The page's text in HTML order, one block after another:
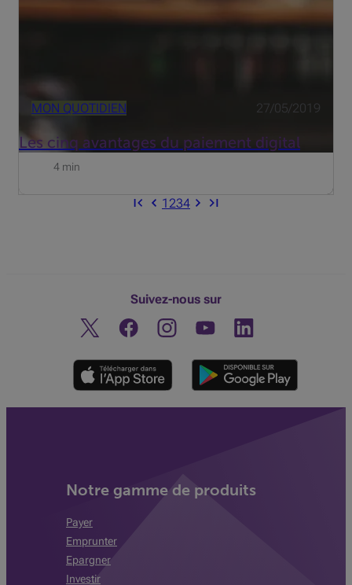
MON QUOTIDIEN 27/05/2019
Les cinq avantages du paiement digital
4 min
1 234
Suivez-nous sur
Twitter FacebookInstagramDécouvrez notre chaine
Linkedin
Notre gamme de produits
Payer
Emprunter
Epargner
Investir